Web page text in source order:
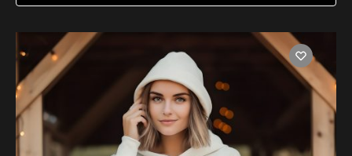
produit
a
plusieurs
variations.
Les
options
peuvent